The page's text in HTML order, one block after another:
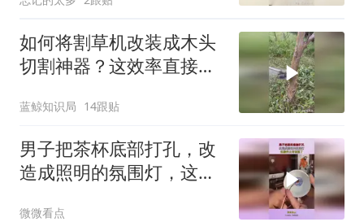
如何将割草机改装成木头
切割神器？这效率直接翻
蓝鲸知识局 14跟贴
男子把茶杯底部打孔，改
造成照明的氛围灯，这操
微微看点